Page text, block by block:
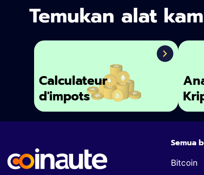
Temukan alat
Calculateur
d'impots
Semua
Bitcoin